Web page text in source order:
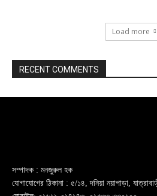
Load more
RECENT COMMENTS
সম্পাদক : মনজুরুল হক
যোগাযোগের ঠিকানা : ৫/১৪, দনিয়া নয়াপাড়া,